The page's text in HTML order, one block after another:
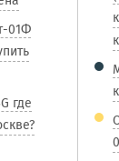
01Ф
где